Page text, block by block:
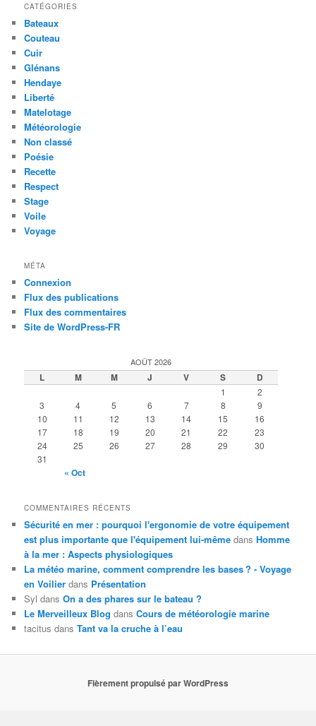
CATÉGORIES
Bateaux
Couteau
Cuir
Glénans
Hendaye
Liberté
Matelotage
Météorologie
Non classé
Poésie
Recette
Respect
Stage
Voile
Voyage
MÉTA
Connexion
Flux des publications
Flux des commentaires
Site de WordPress-FR
AOÛT 2026
L M M J V S D
1
2
3
4 5 6 7 8
9
10
11 12 13 14 15
16
17
18 19 20 21 22
23
24
25 26 27 28 29
30
31
« Oct
COMMENTAIRES RÉCENTS
Sécurité en mer : pourquoi l'ergonomie de votre équipement
est plus importante que l'équipement lui-même dansHomme
à la mer : Aspects physiologiques
La météo marine, comment comprendre les bases ? - Voyage
en Voilier dans Présentation
Syl dansOn a des phares sur le bateau ?
Le Merveilleux Blog dansCours de météorologie marine
tacitus dansTant va la cruche à l’eau
Fièrement propulsé par WordPress